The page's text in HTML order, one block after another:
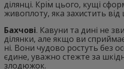
ділянці. Крім цього, кущі
живоплоту, яка захистить від
Бахчові. Кавуни та дині не
ділянки, але якщо ви
ні. Вони чудово ростуть без
єдине, уважно стежте за
злодюжок.